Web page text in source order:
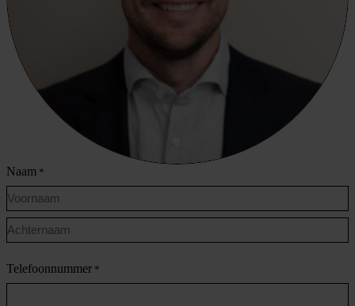
Naam *
Voornaam
Telefoonnummer *